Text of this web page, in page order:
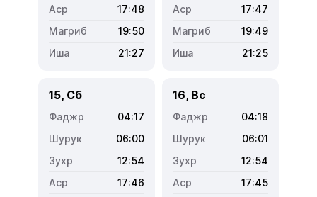
17:48
19:50
21:27
17:47
19:49
21:25
15, Сб
04:17
06:00
12:54
17:46
16, Вс
04:18
06:01
12:54
17:45